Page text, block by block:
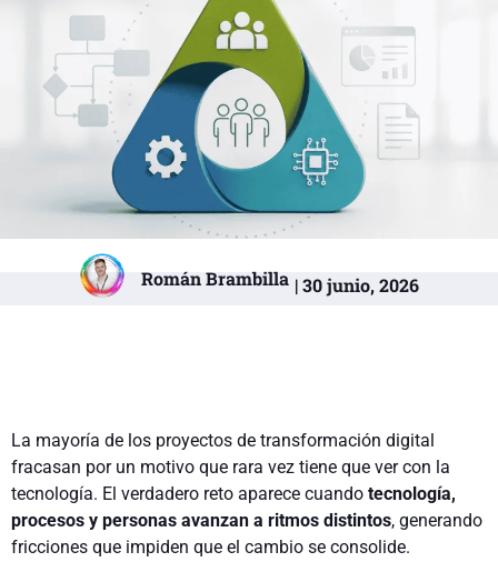
Román Brambilla | 30 junio, 2026
La mayoría de los proyectos de transformación digital
fracasan por un motivo que rara vez tiene que ver con la
tecnología. El verdadero reto aparece cuando tecnología,
procesos y personas avanzan a ritmos distintos, generando
fricciones que impiden que el cambio se consolide.